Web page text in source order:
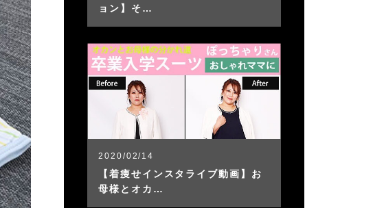
ョン】そ…
2020/02/14
【着痩せインスタライブ動画】お
母様とオカ…